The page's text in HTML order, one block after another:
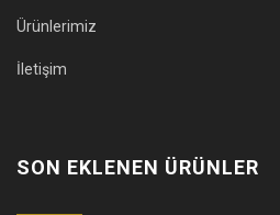
Ürünlerimiz
İletişim
SON EKLENEN ÜRÜNLER